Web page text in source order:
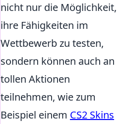
nicht nur die Möglichkeit,
ihre Fähigkeiten im
Wettbewerb zu testen,
sondern können auch an
tollen Aktionen
teilnehmen, wie zum
Beispiel einem CS2 Skins